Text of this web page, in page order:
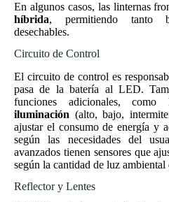
En algunos casos, las linternas
híbrida, permitiendo tanto
desechables.
Circuito de Control
El circuito de control es
pasa de la batería al LED.
funciones adicionales,
iluminación (alto, bajo,
ajustar el consumo de energía y
según las necesidades del
avanzados tienen sensores que
según la cantidad de luz ambiental
Reflector y Lentes